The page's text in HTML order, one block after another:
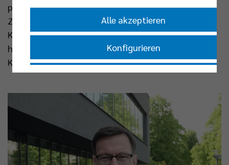
professioneller werden?“ Niroomand habe den
Zugang zum Sponsorennetzwerk ermöglicht, mit
Klee habe er sich fast jeden Tag besprochen. „Wir
haben sehr viel gelernt, wir durften hinter die
Kulissen schauen und alle Fragen stellen.“
Alle akzeptieren
Konfigurieren
Nur essenzielle Cookies akzeptieren
Impressum| Datenschutzerklärung